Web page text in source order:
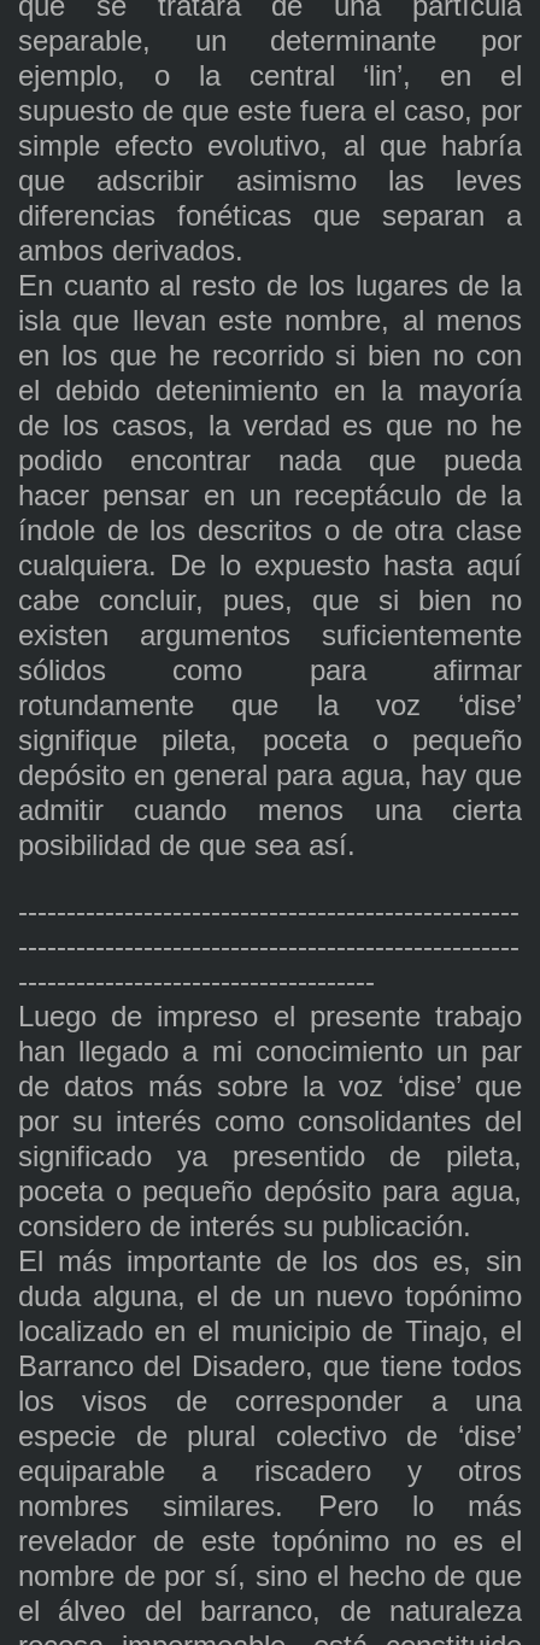
separable, un determinante por
ejemplo, o la central ‘lin’, en el
supuesto de que este fuera el caso, por
simple efecto evolutivo, al que habría
que adscribir asimismo las leves
diferencias fonéticas que separan a
ambos derivados.
En cuanto al resto de los lugares de la
isla que llevan este nombre, al menos
en los que he recorrido si bien no con
el debido detenimiento en la mayoría
de los casos, la verdad es que no he
podido encontrar nada que pueda
hacer pensar en un receptáculo de la
índole de los descritos o de otra clase
cualquiera. De lo expuesto hasta aquí
cabe concluir, pues, que si bien no
existen argumentos suficientemente
sólidos como para afirmar
rotundamente que la voz ‘dise’
signifique pileta, poceta o pequeño
depósito en general para agua, hay que
admitir cuando menos una cierta
posibilidad de que sea así.
----------------------------------------------------
----------------------------------------------------
-------------------------------------
Luego de impreso el presente trabajo
han llegado a mi conocimiento un par
de datos más sobre la voz ‘dise’ que
por su interés como consolidantes del
significado ya presentido de pileta,
poceta o pequeño depósito para agua,
considero de interés su publicación.
El más importante de los dos es, sin
duda alguna, el de un nuevo topónimo
localizado en el municipio de Tinajo, el
Barranco del Disadero, que tiene todos
los visos de corresponder a una
especie de plural colectivo de ‘dise’
equiparable a riscadero y otros
nombres similares. Pero lo más
revelador de este topónimo no es el
nombre de por sí, sino el hecho de que
el álveo del barranco, de naturaleza